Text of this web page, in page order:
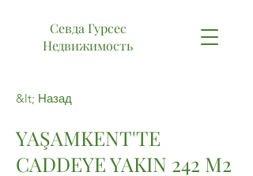
Севда Гурсес
Недвижимость
&lt; Назад
YAŞAMKENT'TE
CADDEYE YAKIN 242 M2